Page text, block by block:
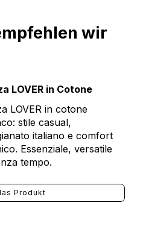
wir
LOVER in Cotone
LOVER in cotone
stile casual,
italiano e comfort
Essenziale, versatile
tempo.
Produkt